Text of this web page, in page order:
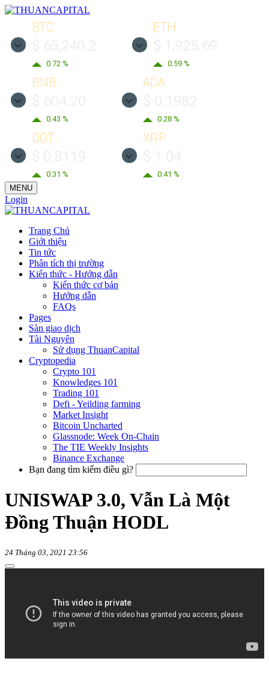
BTC
0.72 %
ETH
0.59 %
BNB
0.43 %
ADA
0.28 %
DOT
0.31 %
XRP
0.41 %
MENU
Login
Trang Chủ
Giới thiệu
Tin tức
Phân tích thị trường
Kiến thức - Hướng dẫn
Kiến thức cơ bản
Hướng dẫn
FAQs
Pages
Sàn giao dịch
Tài Nguyên
Sử dụng ThuanCapital
Cryptopedia
Crypto 101
Knowledges 101
Trading 101
Defi - Yeilding farming
Market Insight
Bitcoin Uncharted
Glassnode: Week On-Chain
The TIE Weekly Insights
Binance Exchange
Bạn đang tìm kiếm điều gì?
UNISWAP 3.0, Vẫn Là Một
Đồng Thuận HODL
24 Tháng 03, 2021 23:56